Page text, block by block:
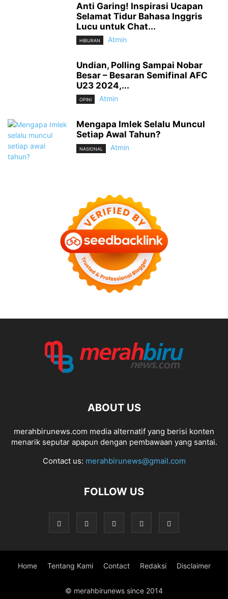
Anti Garing! Inspirasi Ucapan
Selamat Tidur Bahasa Inggris
Lucu untuk Chat...
HIBURAN Atmin
Undian, Polling Sampai Nobar
Besar – Besaran Semifinal AFC
U23 2024,...
OPINI Atmin
Mengapa Imlek Selalu Muncul
Setiap Awal Tahun?
NASIONAL Atmin
ABOUT US
merahbirunews.com media alternatif yang berisi konten
menarik seputar apapun dengan pembawaan yang santai.
Contact us: merahbirunews@gmail.com
FOLLOW US
Home Tentang Kami Contact Redaksi Disclaimer
© merahbirunews since 2014